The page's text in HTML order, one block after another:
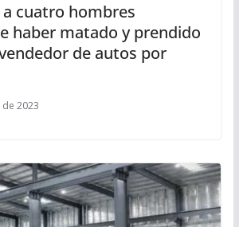
cuatro hombres
haber matado y prendido
de autos por
2023